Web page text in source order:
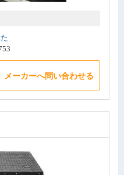
メーカーへ問い合わせる